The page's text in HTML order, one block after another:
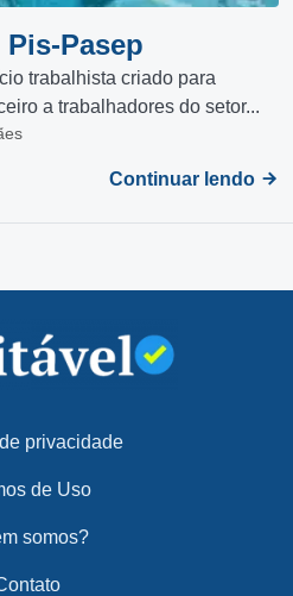
Pasep
trabalhista criado para
a trabalhadores do setor...
Continuar lendo
privacidade
de Uso
somos?